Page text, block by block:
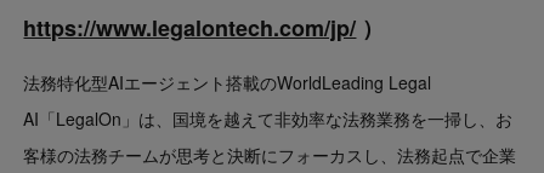
https://www.legalontech.com/jp/ ）
法務特化型AIエージェント搭載のWorldLeading Legal
AI「LegalOn」は、国境を越えて非効率な法務業務を一掃し、お
客様の法務チームが思考と決断にフォーカスし、法務起点で企業